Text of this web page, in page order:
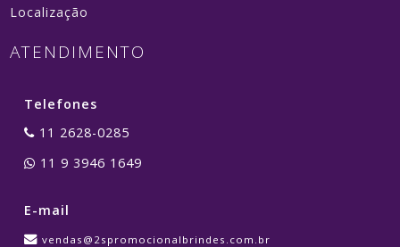
Localização
ATENDIMENTO
Telefones
11 2628-0285
11 9 3946 1649
E-mail
vendas@2spromocionalbrindes.com.br